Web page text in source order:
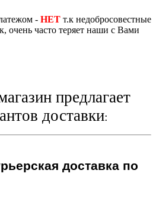
- НЕТ т.к недобросовестные
очень часто теряет наши с Вами
предлагает
доставки:
доставка по